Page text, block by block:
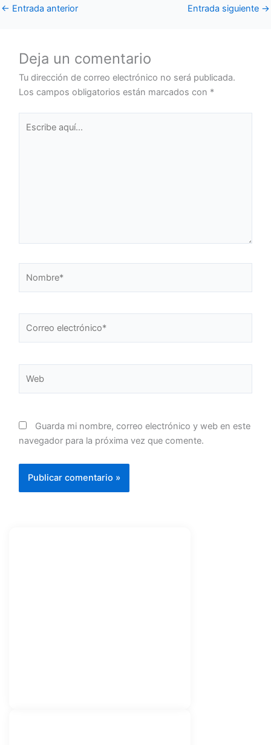
← Entrada anterior Entrada siguiente →
Deja un comentario
Tu dirección de correo electrónico no será publicada.
Los campos obligatorios están marcados con *
aquí...
Guarda mi nombre, correo electrónico y web en este
navegador para la próxima vez que comente.